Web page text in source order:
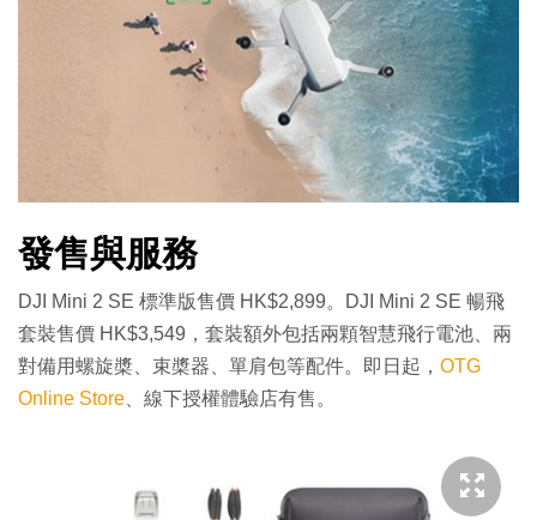
發售與服務
DJI Mini 2 SE 標準版售價 HK$2,899。DJI Mini 2 SE 暢飛
套裝售價 HK$3,549，套裝額外包括兩顆智慧飛行電池、兩
對備用螺旋槳、束槳器、單肩包等配件。即日起， OTG
Online Store、線下授權體驗店有售。